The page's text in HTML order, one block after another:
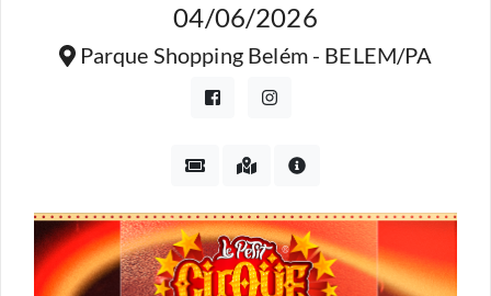
04/06/2026
Parque Shopping Belém - BELEM/PA